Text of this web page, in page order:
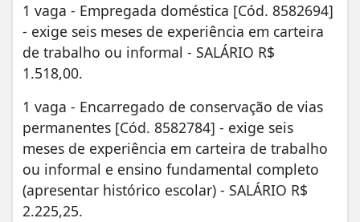
1 vaga - Empregada doméstica [Cód. 8582694]
- exige seis meses de experiência em carteira
de trabalho ou informal - SALÁRIO R$
1.518,00.
1 vaga - Encarregado de conservação de vias
permanentes [Cód. 8582784] - exige seis
meses de experiência em carteira de trabalho
ou informal e ensino fundamental completo
(apresentar histórico escolar) - SALÁRIO R$
2.225,25.